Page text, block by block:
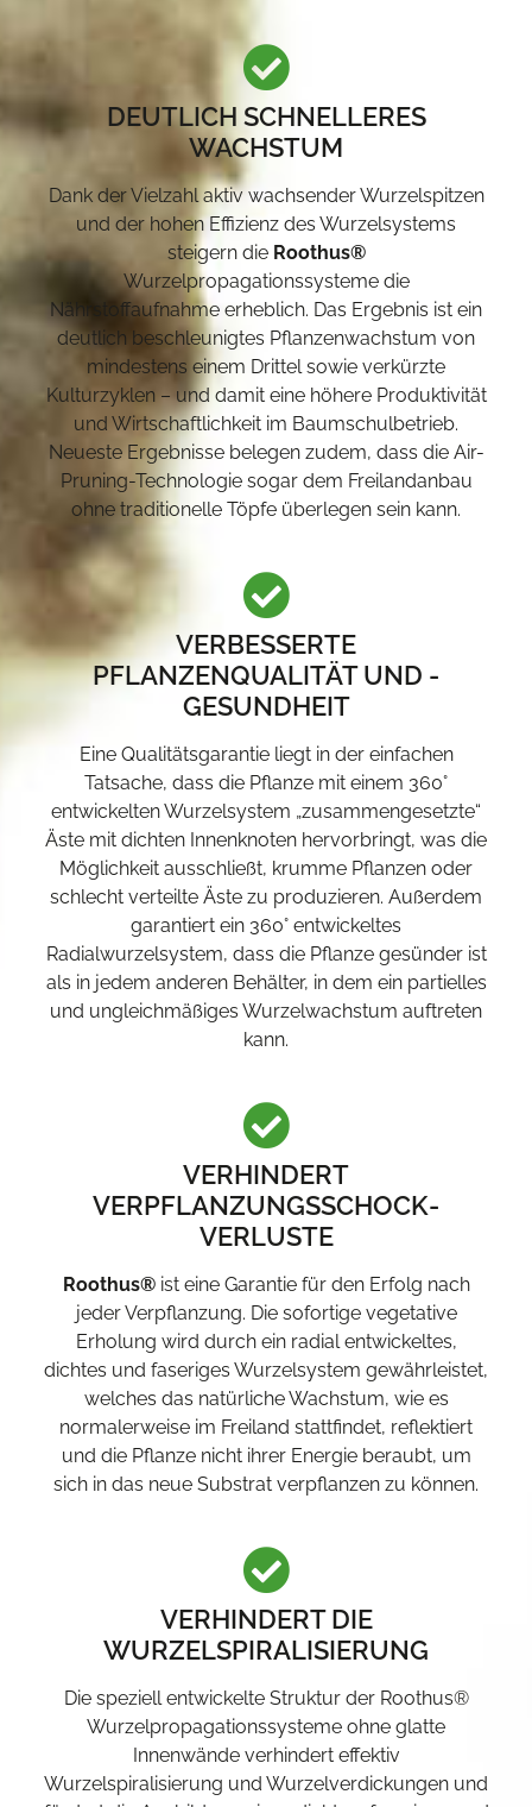
DEUTLICH SCHNELLERES
WACHSTUM
Dank der Vielzahl aktiv wachsender Wurzelspitzen
und der hohen Effizienz des Wurzelsystems
steigern die Roothus®
Wurzelpropagationssysteme die
Nährstoffaufnahme erheblich. Das Ergebnis ist ein
deutlich beschleunigtes Pflanzenwachstum von
mindestens einem Drittel sowie verkürzte
Kulturzyklen – und damit eine höhere Produktivität
und Wirtschaftlichkeit im Baumschulbetrieb.
Neueste Ergebnisse belegen zudem, dass die Air-
Pruning-Technologie sogar dem Freilandanbau
ohne traditionelle Töpfe überlegen sein kann.
VERBESSERTE
PFLANZENQUALITÄT UND -
GESUNDHEIT
Eine Qualitätsgarantie liegt in der einfachen
Tatsache, dass die Pflanze mit einem 360°
entwickelten Wurzelsystem „zusammengesetzte“
Äste mit dichten Innenknoten hervorbringt, was die
Möglichkeit ausschließt, krumme Pflanzen oder
schlecht verteilte Äste zu produzieren. Außerdem
garantiert ein 360° entwickeltes
Radialwurzelsystem, dass die Pflanze gesünder ist
als in jedem anderen Behälter, in dem ein partielles
und ungleichmäßiges Wurzelwachstum auftreten
kann.
VERHINDERT
VERPFLANZUNGSSCHOCK-
VERLUSTE
Roothus®ist eine Garantie für den Erfolg nach
jeder Verpflanzung. Die sofortige vegetative
Erholung wird durch ein radial entwickeltes,
dichtes und faseriges Wurzelsystem gewährleistet,
welches das natürliche Wachstum, wie es
normalerweise im Freiland stattfindet, reflektiert
und die Pflanze nicht ihrer Energie beraubt, um
sich in das neue Substrat verpflanzen zu können.
VERHINDERT DIE
WURZELSPIRALISIERUNG
Die speziell entwickelte Struktur der Roothus®
Wurzelpropagationssysteme ohne glatte
Innenwände verhindert effektiv
Wurzelspiralisierung und Wurzelverdickungen und